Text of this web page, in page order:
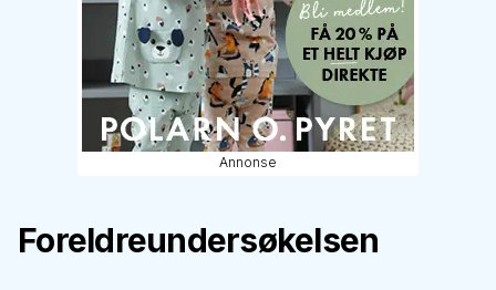
Annonse
Foreldreundersøkelsen